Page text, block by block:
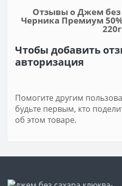
Отзывы о Джем без
Черника Премиум
220г
Чтобы добавить
авторизация
Помогите другим
будьте первым, кто
об этом товаре.